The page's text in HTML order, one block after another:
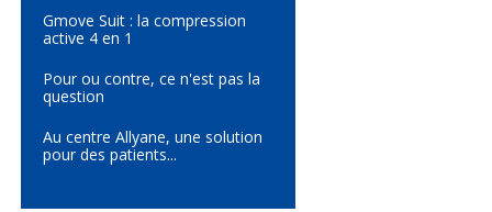
Gmove Suit : la compression
active 4 en 1
Pour ou contre, ce n'est pas la
question
Au centre Allyane, une solution
pour des patients...